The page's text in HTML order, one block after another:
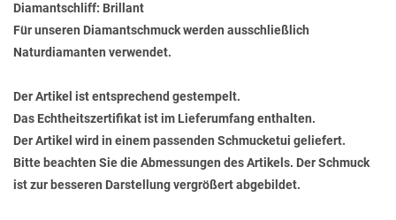
Diamantschliff: Brillant
Für unseren Diamantschmuck werden ausschließlich
Naturdiamanten verwendet.
Der Artikel ist entsprechend gestempelt.
Das Echtheitszertifikat ist im Lieferumfang enthalten.
Der Artikel wird in einem passenden Schmucketui geliefert.
Bitte beachten Sie die Abmessungen des Artikels. Der Schmuck
ist zur besseren Darstellung vergrößert abgebildet.